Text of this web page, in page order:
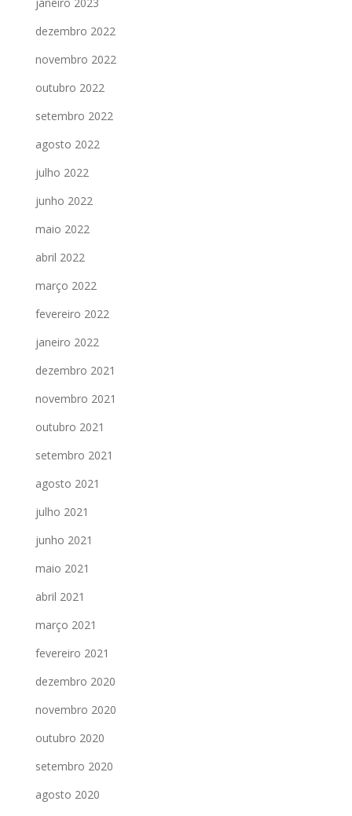
dezembro 2022
novembro 2022
outubro 2022
setembro 2022
agosto 2022
julho 2022
junho 2022
maio 2022
abril 2022
março 2022
fevereiro 2022
janeiro 2022
dezembro 2021
novembro 2021
outubro 2021
setembro 2021
agosto 2021
julho 2021
junho 2021
maio 2021
abril 2021
março 2021
fevereiro 2021
dezembro 2020
novembro 2020
outubro 2020
setembro 2020
agosto 2020